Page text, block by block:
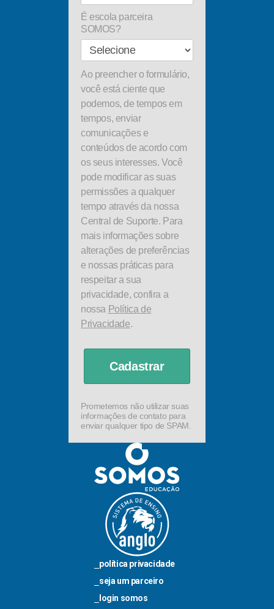
É escola parceira
SOMOS?
Ao preencher o formulário,
você está ciente que
podemos, de tempos em
tempos, enviar
comunicações e
conteúdos de acordo com
os seus interesses. Você
pode modificar as suas
permissões a qualquer
tempo através da nossa
Central de Suporte. Para
mais informações sobre
alterações de preferências
e nossas práticas para
respeitar a sua
privacidade, confira a
nossa Política de
Privacidade.
Cadastrar
Prometemos não utilizar suas
informações de contato para
enviar qualquer tipo de SPAM.
política privacidade
seja um parceiro
login somos